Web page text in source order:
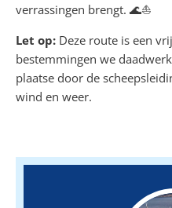
verrassingen brengt. 🌊⛵
Let op: Deze route is een
bestemmingen we
plaatse door de
wind en weer.